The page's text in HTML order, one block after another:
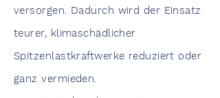
versorgen. Dadurch wird der Einsatz
teurer, klimaschädlicher
Spitzenlastkraftwerke reduziert oder
ganz vermieden.